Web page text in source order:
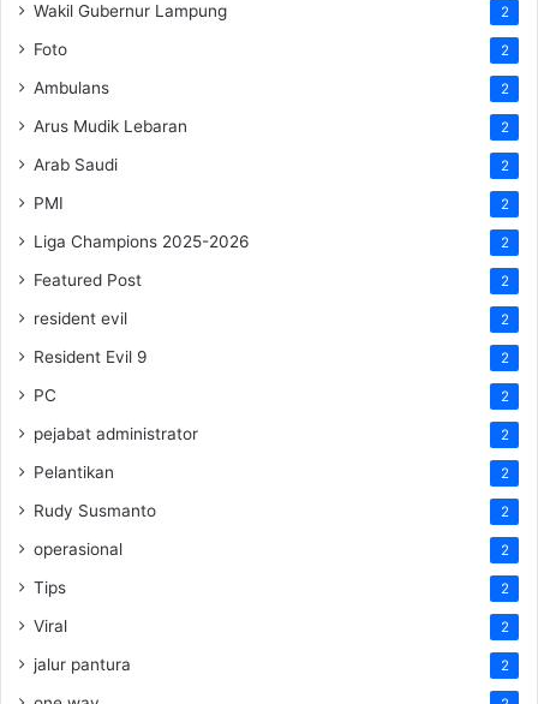
Wakil Gubernur Lampung 2
Foto 2
Ambulans 2
Arus Mudik Lebaran 2
Arab Saudi 2
PMI 2
Liga Champions 2025-2026 2
Featured Post 2
resident evil 2
Resident Evil 9 2
PC 2
pejabat administrator 2
Pelantikan 2
Rudy Susmanto 2
operasional 2
Tips 2
Viral 2
jalur pantura 2